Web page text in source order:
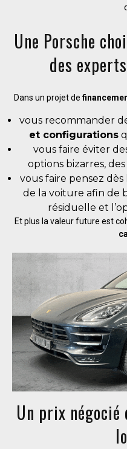
Une Porsche
des
Dans un projet de
vous recommander
et configurations
vous faire éviter
options bizarres,
vous faire pensez
de la voiture afin de
résiduelle et
Et plus la valeur future est
Un prix